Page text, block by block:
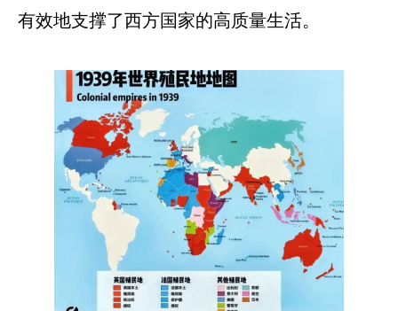
有效地支撑了西方国家的高质量生活。